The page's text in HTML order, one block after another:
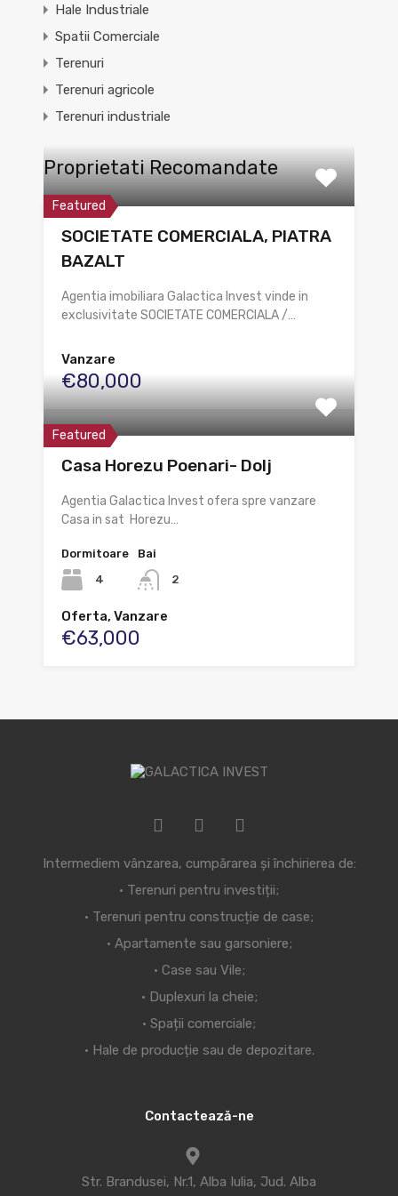
Hale Industriale
Spatii Comerciale
Terenuri
Terenuri agricole
Terenuri industriale
Proprietati Recomandate
Featured
SOCIETATE COMERCIALA, PIATRA
BAZALT
Agentia imobiliara Galactica Invest vinde in
exclusivitate SOCIETATE COMERCIALA /…
Vanzare
€80,000
Featured
Casa Horezu Poenari- Dolj
Agentia Galactica Invest ofera spre vanzare
Casa in sat Horezu…
Dormitoare
4
Bai
2
Oferta, Vanzare
€63,000
Intermediem vânzarea, cumpărarea și închirierea de:
• Terenuri pentru investiții;
• Terenuri pentru construcție de case;
• Apartamente sau garsoniere;
• Case sau Vile;
• Duplexuri la cheie;
• Spații comerciale;
• Hale de producție sau de depozitare.
Contactează-ne
Str. Brandusei, Nr.1, Alba Iulia, Jud. Alba